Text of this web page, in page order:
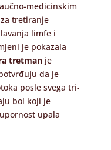
medicinskim
tretiranje
limfe i
je pokazala
tretmanje
da je
posle svega tri-
bol koji je
upala